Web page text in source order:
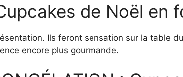
de Noël en
Ils feront sensation sur la table
encore plus gourmande.